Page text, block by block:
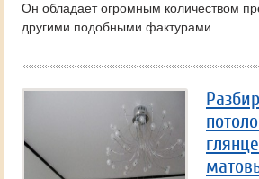
Он обладает огромным количеством
другими подобными фактурами.